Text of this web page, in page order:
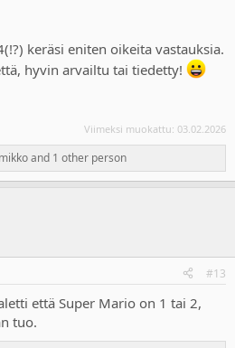
keräsi eniten oikeita vastauksia.
hyvin arvailtu tai tiedetty!
Viimeksi muokattu: 03.02.2026
and 1 other person
#13
että Super Mario on 1 tai 2,
tuo.